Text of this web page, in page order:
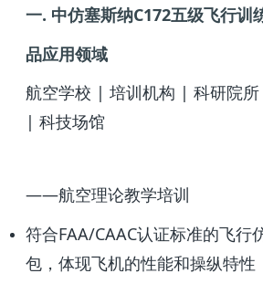
一. 中仿塞斯纳C172五级飞行训
品应用领域
航空学校 | 培训机构 | 科研院
| 科技场馆
——航空理论教学培训
符合FAA/CAAC认证标准的飞行
包，体现飞机的性能和操纵特性